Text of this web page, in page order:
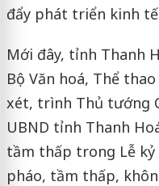
đẩy phát triển kinh
Mới đây, tỉnh Thanh
Bộ Văn hoá, Thể
xét, trình Thủ tướng
UBND tỉnh Thanh
tầm thấp trong Lễ kỷ
pháo, tầm thấp,